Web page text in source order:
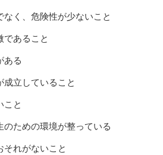
く、危険性が少ないこと
であること
ある
立していること
こと
のための環境が整っている
れがないこと